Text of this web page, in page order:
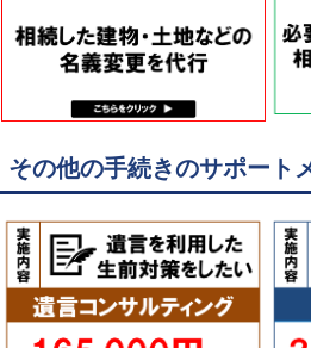
その他の手続きのサポート